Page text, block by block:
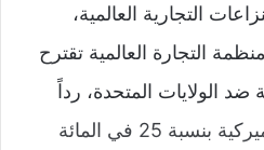
التجارية العالمية،
التجارة العالمية تقترح
الولايات المتحدة، رداً
على تعريفات جمركية أميركية بنسبة 25 في المائة